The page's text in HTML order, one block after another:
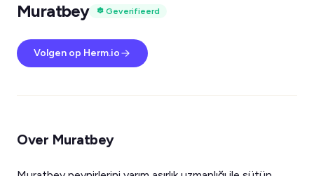
Muratbey Geverifieerd
Volgen op Herm.io
Over Muratbey